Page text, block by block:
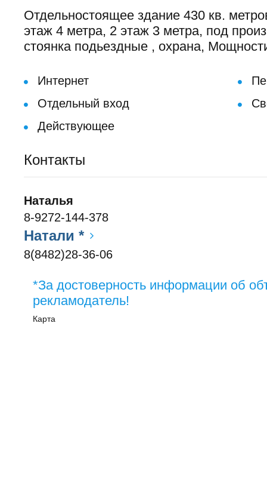
Отдельностоящее здание 430 кв.
этаж 4 метра, 2 этаж 3 метра, под
стоянка подьездные , охрана,
Интернет
Отдельный вход
Действующее
Контакты
Наталья
8-9272-144-378
Натали *
8(8482)28-36-06
*За достоверность информации об
рекламодатель!
Карта